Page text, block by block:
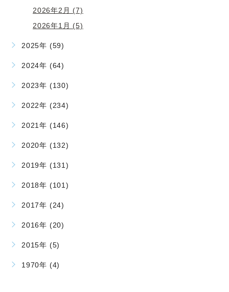
2026年2月 (7)
2026年1月 (5)
2025年 (59)
2024年 (64)
2023年 (130)
2022年 (234)
2021年 (146)
2020年 (132)
2019年 (131)
2018年 (101)
2017年 (24)
2016年 (20)
2015年 (5)
1970年 (4)